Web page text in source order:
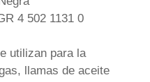
4 502 1131 0
utilizan para la
llamas de aceite